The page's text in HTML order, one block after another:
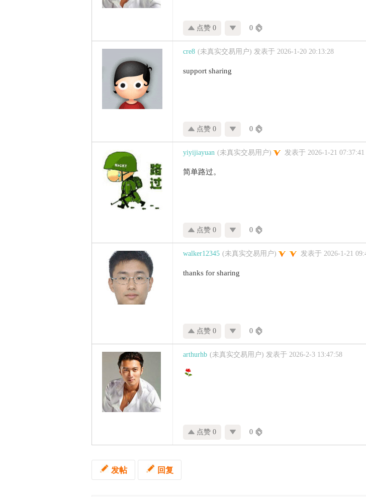
点赞 0 0
cre8 (未真实交易用户) 发表于 2026-1-20 20:13:28
support sharing
点赞 0 0
yiyijiayuan (未真实交易用户) 发表于 2026-1-21 07:37:41
简单路过。
点赞 0 0
walker12345 (未真实交易用户) 发表于 2026-1-21
thanks for sharing
点赞 0 0
arthurhb (未真实交易用户) 发表于 2026-2-3 13:47:58
点赞 0 0
发帖 回复